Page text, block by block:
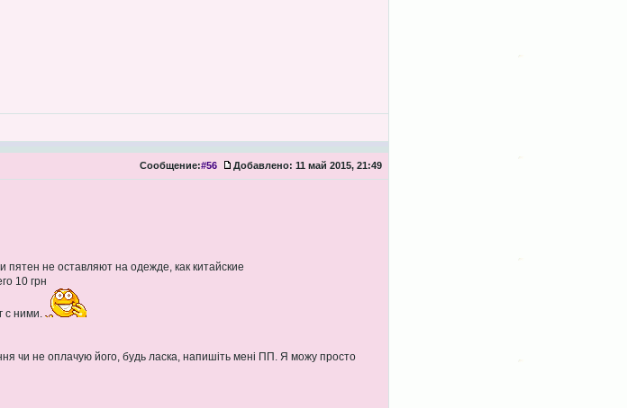
Сообщение:#56 Добавлено: 11 май 2015, 21:49
пятен не оставляют на одежде, как китайские
10 грн
с ними.
чи не оплачую його, будь ласка, напишіть мені ПП. Я можу просто